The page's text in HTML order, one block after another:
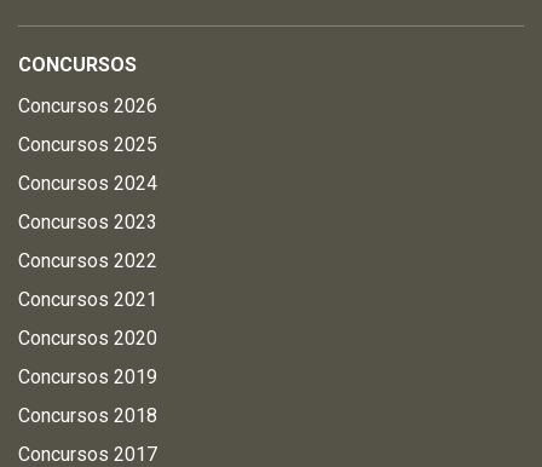
CONCURSOS
Concursos 2026
Concursos 2025
Concursos 2024
Concursos 2023
Concursos 2022
Concursos 2021
Concursos 2020
Concursos 2019
Concursos 2018
Concursos 2017